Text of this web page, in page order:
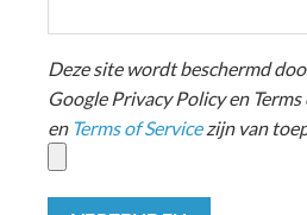
Deze site wordt beschermd
Google Privacy Policy en Terms
en Terms of Servicezijn van